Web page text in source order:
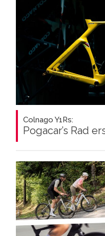
Colnago Y1Rs:
Pogacar’s Rad